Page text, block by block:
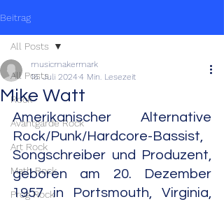
Beitrag
All Posts
Rock
Avantgarde Rock
Art Rock
Math Rock
Prog Rock
All Posts
Mike Watt
musicmakermark
16. Juli 20244 Min. Lesezeit
Amerikanischer Alternative
Rock/Punk/Hardcore-Bassist,
Songschreiber und Produzent,
geboren am 20. Dezember
1957 in Portsmouth, Virginia,